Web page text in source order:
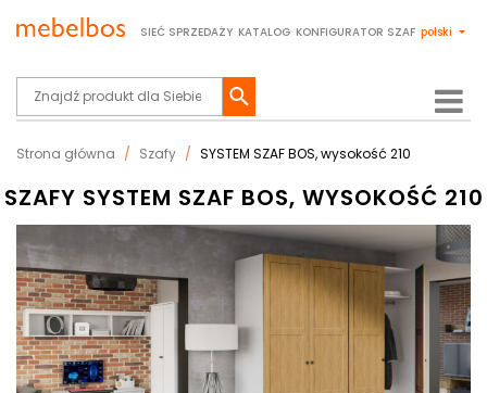
SIEĆ SPRZEDAŻY KATALOG KONFIGURATOR SZAF polski
Strona główna Szafy SYSTEM SZAF BOS, wysokość 210
SZAFY SYSTEM SZAF BOS, WYSOKOŚĆ 210